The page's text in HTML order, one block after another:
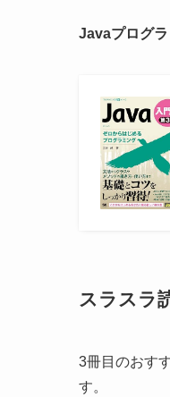
Javaプログ
スラスラ
3冊目のおす
す。